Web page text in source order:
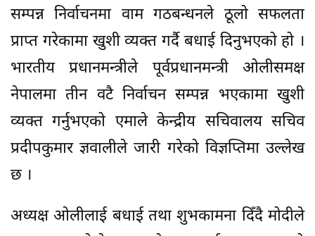
सम्पन्न निर्वाचनमा वाम गठबन्धनले ठूलो सफलता
प्राप्त गरेकामा खुशी व्यक्त गर्दै बधाई दिनुभएको हो ।
भारतीय प्रधानमन्त्रीले पूर्वप्रधानमन्त्री ओलीसमक्ष
नेपालमा तीन वटै निर्वाचन सम्पन्न भएकामा खुशी
व्यक्त गर्नुभएको एमाले केन्द्रीय सचिवालय सचिव
प्रदीपकुमार ज्ञवालीले जारी गरेको विज्ञप्तिमा उल्लेख
छ ।
अध्यक्ष ओलीलाई बधाई तथा शुभकामना दिँदै मोदीले